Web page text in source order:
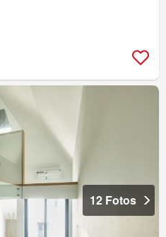
12 Fotos